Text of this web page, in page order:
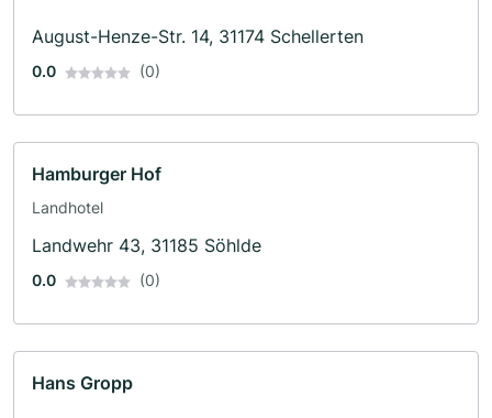
August-Henze-Str. 14, 31174 Schellerten
0.0 (0)
Hamburger Hof
Landhotel
Landwehr 43, 31185 Söhlde
0.0 (0)
Hans Gropp